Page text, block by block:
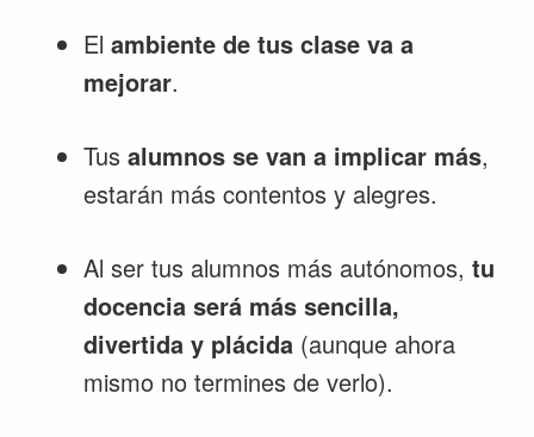
El ambiente de tus clase va a
mejorar.
Tus alumnos se van a implicar más,
estarán más contentos y alegres.
Al ser tus alumnos más autónomos, tu
docencia será más sencilla,
divertida y plácida (aunque ahora
mismo no termines de verlo).